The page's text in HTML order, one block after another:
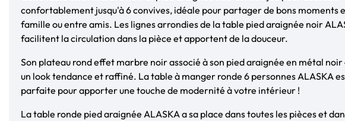
confortablement jusqu'à 6 convives, idéale pour partager de bons moments
famille ou entre amis. Les lignes arrondies de la table pied araignée noir
facilitent la circulation dans la pièce et apportent de la douceur.
Son plateau rond effet marbre noir associé à son pied araignée en métal
un look tendance et raffiné. La table à manger ronde 6 personnes ALASKA
parfaite pour apporter une touche de modernité à votre intérieur !
La table ronde pied araignée ALASKA a sa place dans toutes les pièces et